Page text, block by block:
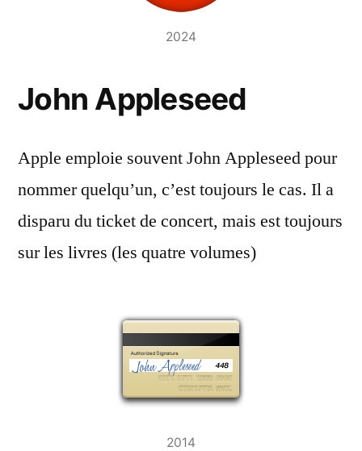
2024
John Appleseed
Apple emploie souvent John Appleseed pour
nommer quelqu’un, c’est toujours le cas. Il a
disparu du ticket de concert, mais est toujours
sur les livres (les quatre volumes)
2014